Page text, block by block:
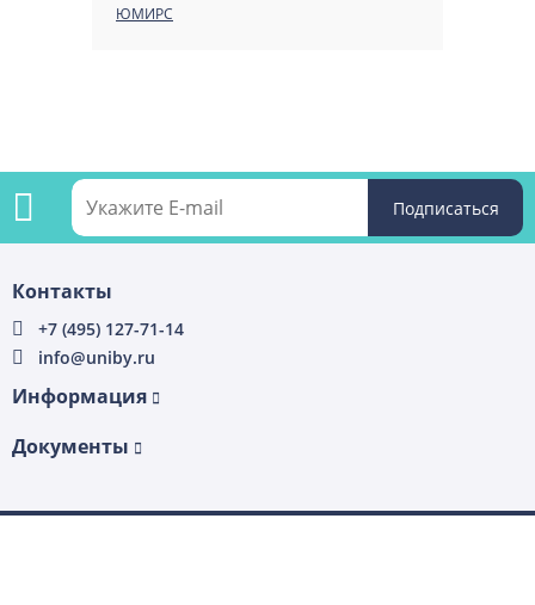
ЮМИРС
Контакты
+7 (495) 127-71-14
info@uniby.ru
Информация
Документы
4.98 с